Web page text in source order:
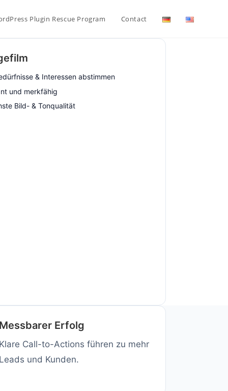
Plugin Rescue Program Contact
& Interessen abstimmen
und merkfähig
Bild- & Tonqualität
Erfolg
Call-to-Actions führen zu mehr
und Kunden.